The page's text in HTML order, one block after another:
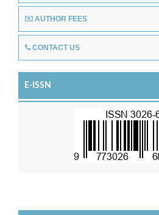
AUTHOR FEES
CONTACT US
E-ISSN